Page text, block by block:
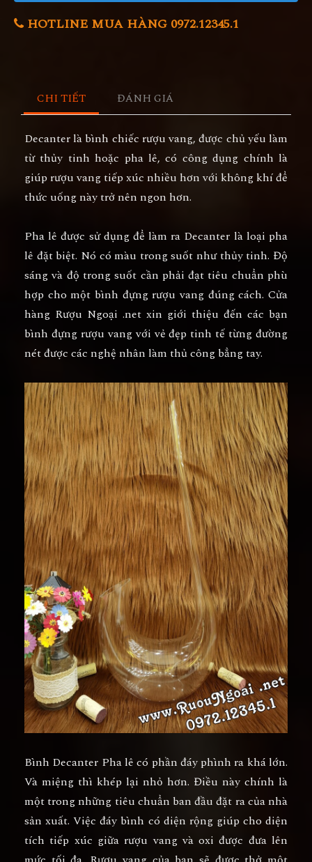
HOTLINE MUA HÀNG 0972.12345.1
CHI TIẾT ĐÁNH GIÁ
Decanter là bình chiếc rượu vang, được chủ yếu làm
từ thủy tinh hoặc pha lê, có công dụng chính là
giúp rượu vang tiếp xúc nhiều hơn với không khí để
thức uống này trở nên ngon hơn.
Pha lê được sử dụng để làm ra Decanter là loại pha
lê đặt biệt. Nó có màu trong suốt như thủy tinh. Độ
sáng và độ trong suốt cần phải đạt tiêu chuẩn phù
hợp cho một bình đựng rượu vang đúng cách. Cửa
hàng Rượu Ngoại .net xin giới thiệu đến các bạn
bình đựng rượu vang với vẻ đẹp tinh tế từng đường
nét được các nghệ nhân làm thủ công bẳng tay.
Bình Decanter Pha lê có phần đáy phình ra khá lớn.
Và miệng thì khép lại nhỏ hơn. Điều này chính là
một trong những tiêu chuẩn ban đầu đặt ra của nhà
sản xuất. Việc đáy bình có diện rộng giúp cho diện
tích tiếp xúc giữa rượu vang và oxi được đưa lên